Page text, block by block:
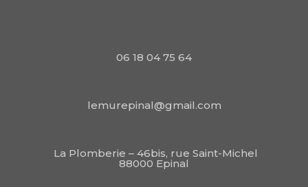
06 18 04 75 64
lemurepinal@gmail.com
La Plomberie – 46bis, rue Saint-Michel
88000 Epinal